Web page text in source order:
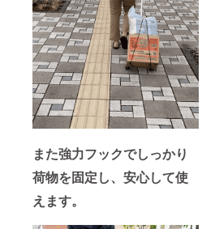
また強力フックでしっかり
荷物を固定し、安心して使
えます。